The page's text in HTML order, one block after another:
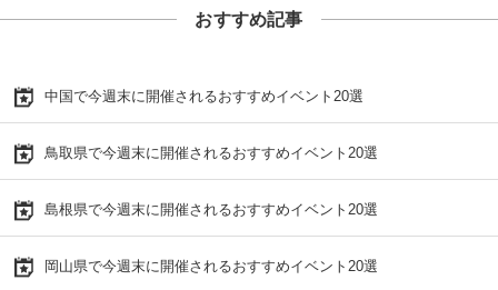
おすすめ記事
中国で今週末に開催されるおすすめイベント20選
鳥取県で今週末に開催されるおすすめイベント20選
島根県で今週末に開催されるおすすめイベント20選
岡山県で今週末に開催されるおすすめイベント20選